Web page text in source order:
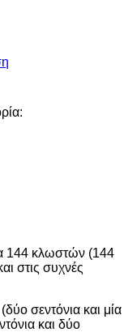
144 κλωστών (144
στις συχνές
σεντόνια και μία
και δύο